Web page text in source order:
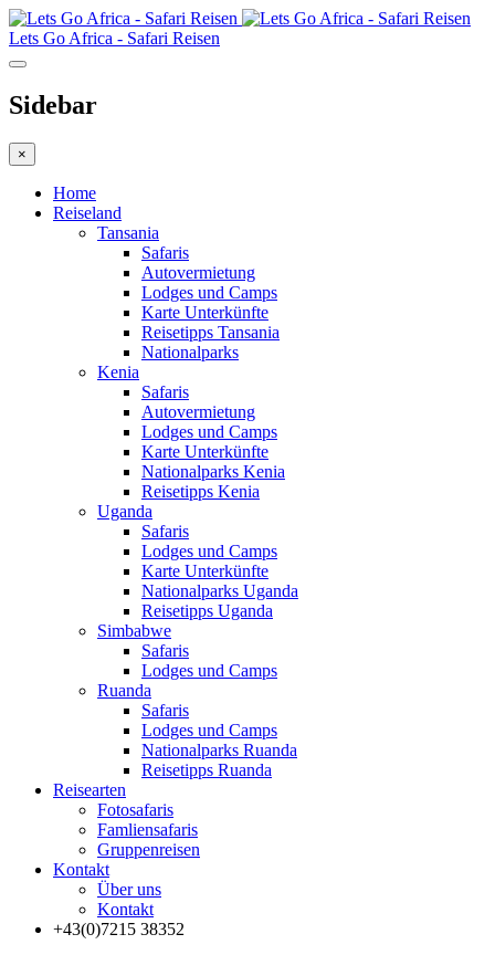
Lets Go Africa - Safari Reisen
Sidebar
×
Home
Reiseland
Tansania
Safaris
Autovermietung
Lodges und Camps
Karte Unterkünfte
Reisetipps Tansania
Nationalparks
Kenia
Safaris
Autovermietung
Lodges und Camps
Karte Unterkünfte
Nationalparks Kenia
Reisetipps Kenia
Uganda
Safaris
Lodges und Camps
Karte Unterkünfte
Nationalparks Uganda
Reisetipps Uganda
Simbabwe
Safaris
Lodges und Camps
Ruanda
Safaris
Lodges und Camps
Nationalparks Ruanda
Reisetipps Ruanda
Reisearten
Fotosafaris
Famliensafaris
Gruppenreisen
Kontakt
Über uns
Kontakt
+43(0)7215 38352